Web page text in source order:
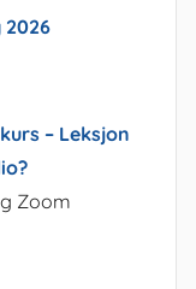
2026
– Leksjon
Zoom